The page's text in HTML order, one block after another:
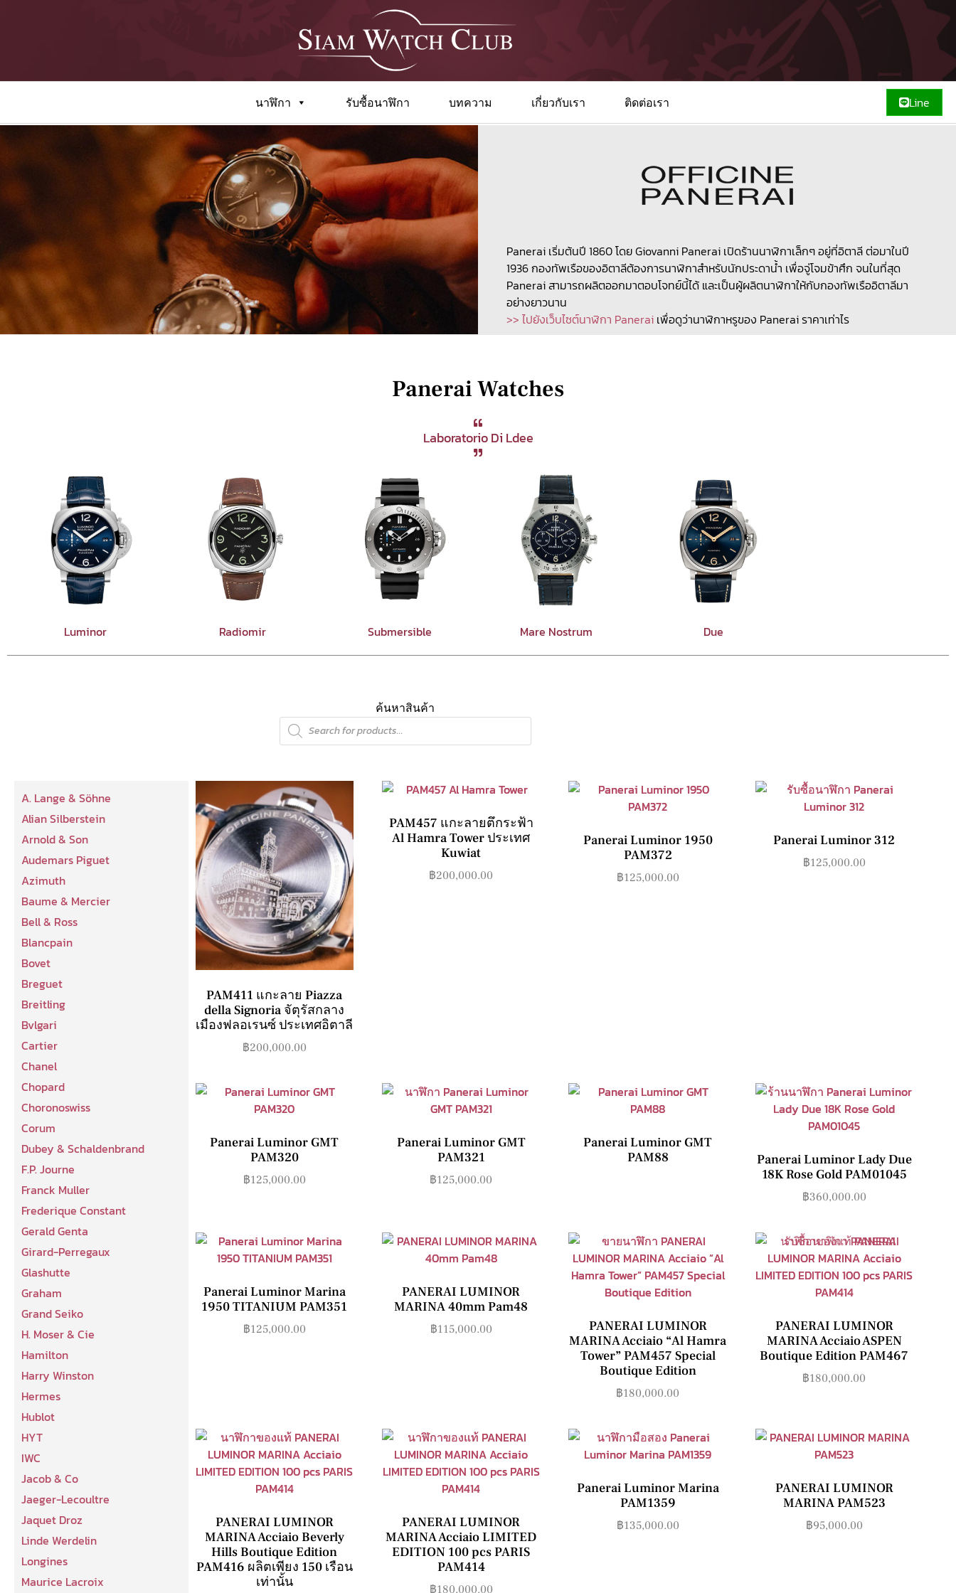
นาฬิกา รับซื้อนาฬิกา บทความ เกี่ยวกับเรา ติดต่อเรา Line
Panerai เริ่มต้นปี 1860 โดย Giovanni Panerai เปิดร้านนาฬิกาเล็กๆ อยู่ที่อิตาลี ต่อมาในปี
1936 กองทัพเรือของอิตาลีต้องการนาฬิกาสำหรับนักประดาน้ำ เพื่อจู่โจมข้าศึก จนในที่สุด
Panerai สามารถผลิตออกมาตอบโจทย์นี้ได้ และเป็นผู้ผลิตนาฬิกาให้กับกองทัพเรืออิตาลีมา
อย่างยาวนาน
>> ไปยังเว็บไซต์นาฬิกา Panerai เพื่อดูว่านาฬิกาหรูของ Panerai ราคาเท่าไร
Panerai Watches
Laboratorio Di Ldee
Luminor Radiomir Submersible Mare Nostrum Due
ค้นหาสินค้า
A. Lange & Söhne
Alian Silberstein
Arnold & Son
Audemars Piguet
Azimuth
Baume & Mercier
Bell & Ross
Blancpain
Bovet
Breguet
Breitling
Bvlgari
Cartier
Chanel
Chopard
Choronoswiss
Corum
Dubey & Schaldenbrand
F.P. Journe
Franck Muller
Frederique Constant
Gerald Genta
Girard-Perregaux
Glashutte
Graham
Grand Seiko
H. Moser & Cie
Hamilton
Harry Winston
Hermes
Hublot
HYT
IWC
Jacob & Co
Jaeger-Lecoultre
Jaquet Droz
Linde Werdelin
Longines
Maurice Lacroix
PAM411 แกะลาย Piazza
della Signoria จัตุรัสกลาง
เมืองฟลอเรนซ์ ประเทศอิตาลี
฿200,000.00
PAM457 แกะลายตึกระฟ้า
Al Hamra Tower ประเทศ
Kuwiat
฿200,000.00
Panerai Luminor 1950
PAM372
฿125,000.00
Panerai Luminor 312
฿125,000.00
Panerai Luminor GMT
PAM320
฿125,000.00
Panerai Luminor GMT
PAM321
฿125,000.00
Panerai Luminor GMT
PAM88
Panerai Luminor Lady Due
18K Rose Gold PAM01045
฿360,000.00
Panerai Luminor Marina
1950 TITANIUM PAM351
฿125,000.00
PANERAI LUMINOR
MARINA 40mm Pam48
฿115,000.00
PANERAI LUMINOR
MARINA Acciaio “Al Hamra
Tower” PAM457 Special
Boutique Edition
฿180,000.00
PANERAI LUMINOR
MARINA Acciaio ASPEN
Boutique Edition PAM467
฿180,000.00
PANERAI LUMINOR
MARINA Acciaio Beverly
Hills Boutique Edition
PAM416 ผลิตเพียง 150 เรือน
เท่านั้น
PANERAI LUMINOR
MARINA Acciaio LIMITED
EDITION 100 pcs PARIS
PAM414
฿180,000.00
Panerai Luminor Marina
PAM1359
฿135,000.00
PANERAI LUMINOR
MARINA PAM523
฿95,000.00